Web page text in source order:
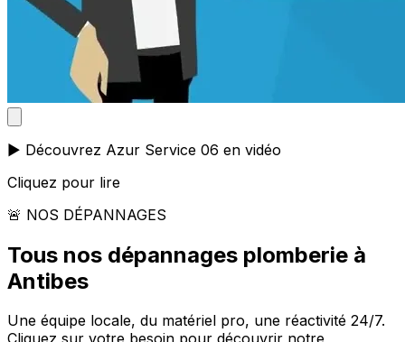
▶️ Découvrez Azur Service 06 en vidéo
Cliquez pour lire
🚨 NOS DÉPANNAGES
Tous nos dépannages plomberie à
Antibes
Une équipe locale, du matériel pro, une réactivité 24/7.